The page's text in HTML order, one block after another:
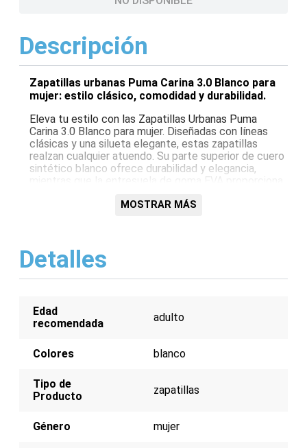
Descripción
Zapatillas urbanas Puma Carina 3.0 Blanco para
mujer: estilo clásico, comodidad y durabilidad.
Eleva tu estilo con las Zapatillas Urbanas Puma
Carina 3.0 Blanco para mujer. Diseñadas con líneas
clásicas y una silueta elegante, estas zapatillas
realzan cualquier atuendo. Su parte superior de cuero
sintético blanco ofrece durabilidad y elegancia,
garantiza un ajuste ceñido y seguro, y la suela de
Características:
Parte superior de cuero sintético blanco
Suela de goma para agarre
MOSTRAR MÁS
Detalles
Edad
recomendada
adulto
Colores blanco
Tipo de
Producto
zapatillas
Género mujer